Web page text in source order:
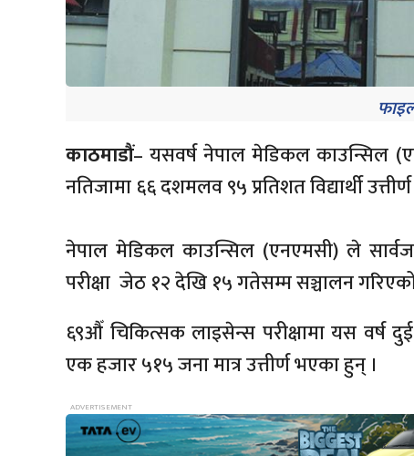
काठमाडौं– यसवर्ष नेपाल मेडिकल काउन्सिल
नतिजामा ६६ दशमलव ९५ प्रतिशत विद्यार्थी
नेपाल मेडिकल काउन्सिल (एनएमसी) ले
परीक्षा जेठ १२ देखि १५ गतेसम्म सञ्चालन
६९औँ चिकित्सक लाइसेन्स परीक्षामा यस वर्ष दुई
एक हजार ५१५ जना मात्र उत्तीर्ण भएका हुन् ।